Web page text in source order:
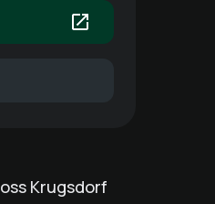
Krugsdorf